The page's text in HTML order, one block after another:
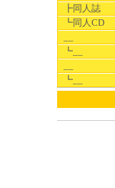
┣同人誌
┗同人CD
┗__
┗__